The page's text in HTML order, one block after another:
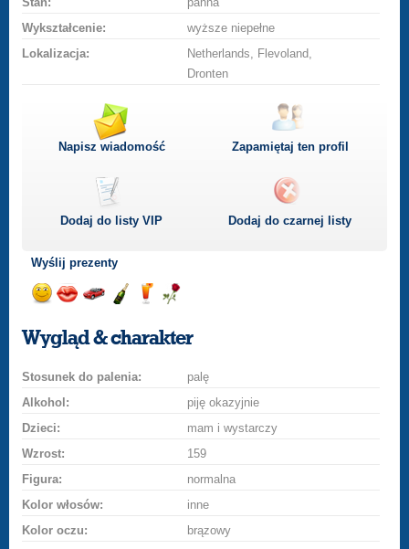
Wykształcenie:
wyższe niepełne
Lokalizacja:
Netherlands, Flevoland,
Dronten
Napisz wiadomość Zapamiętaj ten profil
Dodaj do listyVIP Dodaj do czarnej listy
Wyślij prezenty
uśmiech
buziakasamochodem
szampana
drinka
różę
Wygląd & charakter
Stosunek do palenia:
palę
Alkohol:
piję okazyjnie
Dzieci:
mam i wystarczy
Wzrost:
159
Figura:
normalna
Kolor włosów:
inne
Kolor oczu:
brązowy